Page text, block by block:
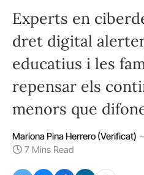
Experts en
dret digital
educatius i les
repensar els
menors que
Mariona Pina Herrero (Verificat)
7 Mins Read